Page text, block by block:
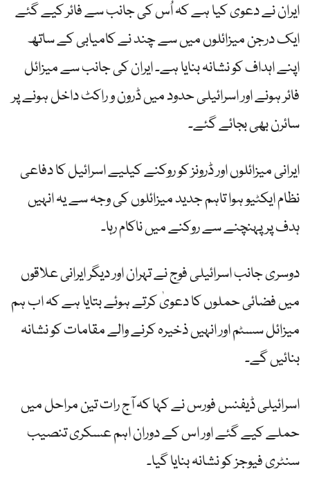
ایران نے دعوی کیا ہے کہ اُس کی جانب سے فائر کیے گئے
ایک درجن میزائلوں میں سے چند نے کامیابی کے ساتھ
اپنے اہداف کو نشانہ بنایا ہے۔ ایران کی جانب سے میزائل
فائر ہونے اور اسرائیلی حدود میں ڈرون و راکٹ داخل ہونے پر
سائرن بھی بجائے گئے۔
ایرانی میزائلوں اور ڈرونز کو روکنے کیلیے اسرائیل کا دفاعی
نظام ایکٹیو ہوا تاہم جدید میزائلوں کی وجہ سے یہ انہیں
ہدف پر پہنچنے سے روکنے میں ناکام رہا۔
دوسری جانب اسرائیلی فوج نے تہران اور دیگر ایرانی علاقوں
میں فضائی حملوں کا دعویٰ کرتے ہوئے بتایا ہے کہ اب ہم
میزائل سسٹم اور انہیں ذخیرہ کرنے والے مقامات کو نشانہ
بنائیں گے۔
اسرائیلی ڈیفنس فورس نے کہا کہ آج رات تین مراحل میں
حملے کیے گئے اور اس کے دوران اہم عسکری تنصیب
سنٹری فیوجز کو نشانہ بنایا گیا۔